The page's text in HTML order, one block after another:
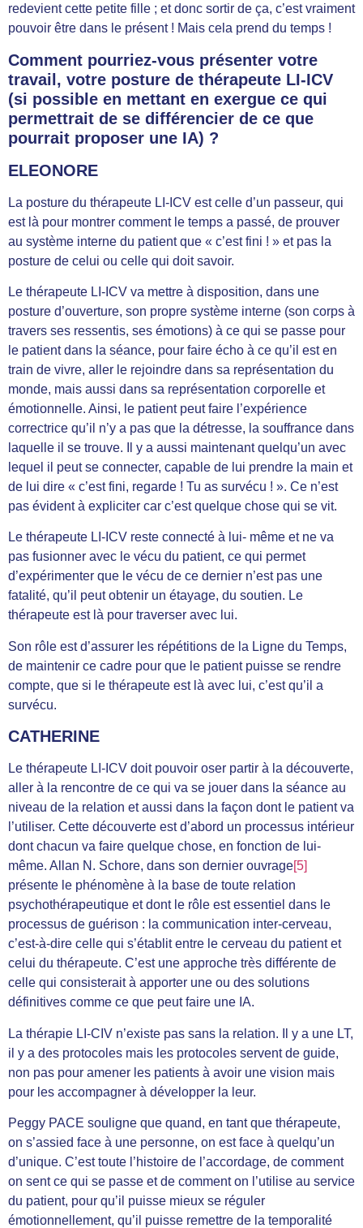
redevient cette petite fille ; et donc sortir de ça, c’est vraiment
pouvoir être dans le présent ! Mais cela prend du temps !
Comment pourriez-vous présenter votre
travail, votre posture de thérapeute LI-ICV
(si possible en mettant en exergue ce qui
permettrait de se différencier de ce que
pourrait proposer une IA) ?
ELEONORE
La posture du thérapeute LI-ICV est celle d’un passeur, qui
est là pour montrer comment le temps a passé, de prouver
au système interne du patient que « c’est fini ! » et pas la
posture de celui ou celle qui doit savoir.
Le thérapeute LI-ICV va mettre à disposition, dans une
posture d’ouverture, son propre système interne (son corps à
travers ses ressentis, ses émotions) à ce qui se passe pour
le patient dans la séance, pour faire écho à ce qu’il est en
train de vivre, aller le rejoindre dans sa représentation du
monde, mais aussi dans sa représentation corporelle et
émotionnelle. Ainsi, le patient peut faire l’expérience
correctrice qu’il n’y a pas que la détresse, la souffrance dans
laquelle il se trouve. Il y a aussi maintenant quelqu’un avec
lequel il peut se connecter, capable de lui prendre la main et
de lui dire « c’est fini, regarde ! Tu as survécu ! ». Ce n’est
pas évident à expliciter car c’est quelque chose qui se vit.
Le thérapeute LI-ICV reste connecté à lui- même et ne va
pas fusionner avec le vécu du patient, ce qui permet
d’expérimenter que le vécu de ce dernier n’est pas une
fatalité, qu’il peut obtenir un étayage, du soutien. Le
thérapeute est là pour traverser avec lui.
Son rôle est d’assurer les répétitions de la Ligne du Temps,
de maintenir ce cadre pour que le patient puisse se rendre
compte, que si le thérapeute est là avec lui, c’est qu’il a
survécu.
CATHERINE
Le thérapeute LI-ICV doit pouvoir oser partir à la découverte,
aller à la rencontre de ce qui va se jouer dans la séance au
niveau de la relation et aussi dans la façon dont le patient va
l’utiliser. Cette découverte est d’abord un processus intérieur
dont chacun va faire quelque chose, en fonction de lui-
même. Allan N. Schore, dans son dernier ouvrage[5]
présente le phénomène à la base de toute relation
psychothérapeutique et dont le rôle est essentiel dans le
processus de guérison : la communication inter-cerveau,
c’est-à-dire celle qui s’établit entre le cerveau du patient et
celui du thérapeute. C’est une approche très différente de
celle qui consisterait à apporter une ou des solutions
définitives comme ce que peut faire une IA.
La thérapie LI-CIV n’existe pas sans la relation. Il y a une LT,
il y a des protocoles mais les protocoles servent de guide,
non pas pour amener les patients à avoir une vision mais
pour les accompagner à développer la leur.
Peggy PACE souligne que quand, en tant que thérapeute,
on s’assied face à une personne, on est face à quelqu’un
d’unique. C’est toute l’histoire de l’accordage, de comment
on sent ce qui se passe et de comment on l’utilise au service
du patient, pour qu’il puisse mieux se réguler
émotionnellement, qu’il puisse remettre de la temporalité